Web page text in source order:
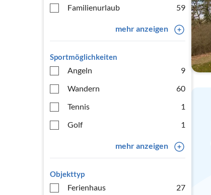
Familienurlaub
59
mehr anzeigen
Sportmöglichkeiten
Angeln
9
Wandern
60
Tennis
1
Golf
1
mehr anzeigen
Objekttyp
Ferienhaus
27